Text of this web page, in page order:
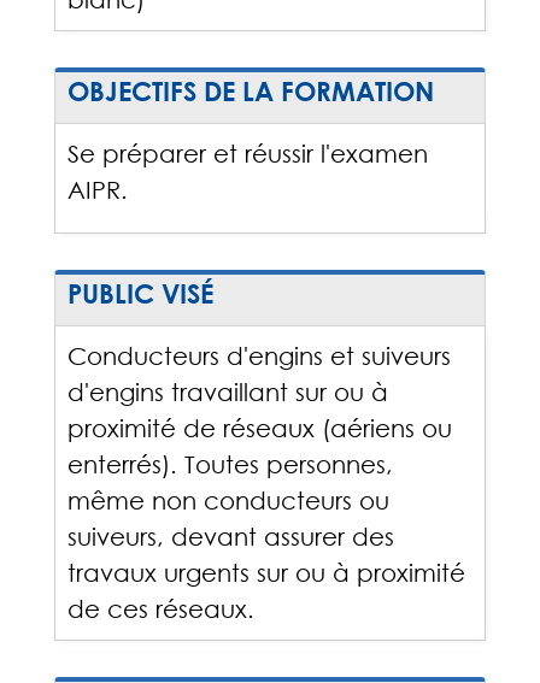
OBJECTIFS DE LA FORMATION
Se préparer et réussir l'examen
AIPR.
PUBLIC VISÉ
Conducteurs d'engins et suiveurs
d'engins travaillant sur ou à
proximité de réseaux (aériens ou
enterrés). Toutes personnes,
même non conducteurs ou
suiveurs, devant assurer des
travaux urgents sur ou à proximité
de ces réseaux.